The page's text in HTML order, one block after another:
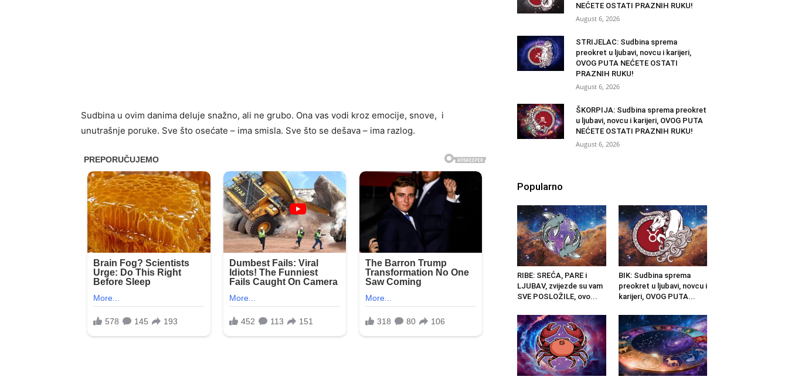
Sudbina u ovim danima deluje snažno, ali ne grubo. Ona vas vodi kroz emocije, snove, i
unutrašnje poruke. Sve što osećate – ima smisla. Sve što se dešava – ima razlog.
NEĆETE OSTATI PRAZNIH RUKU!
August 6, 2026
STRIJELAC: Sudbina sprema
preokret u ljubavi, novcu i karijeri,
OVOG PUTA NEĆETE OSTATI
PRAZNIH RUKU!
August 6, 2026
ŠKORPIJA: Sudbina sprema preokret
u ljubavi, novcu i karijeri, OVOG PUTA
NEĆETE OSTATI PRAZNIH RUKU!
August 6, 2026
Popularno
RIBE: SREĆA, PARE i
LJUBAV, zvijezde su vam
SVE POSLOŽILE, ovo...
BIK: Sudbina sprema
preokret u ljubavi, novcu i
karijeri, OVOG PUTA...